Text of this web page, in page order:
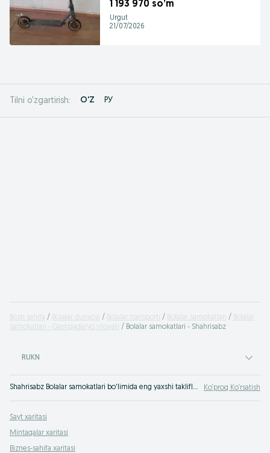
1 193 970 so’m
Urgut
21/07/2026
Tilni o'zgartirish: O'Z РУ
Bosh sahifa Bolalar dunyosi Bolalar transporti Bolalar samokatlari
Bolalar
samokatlari - Qashqadaryo viloyati
Bolalar samokatlari - Shahrisabz
RUKN
Shahrisabz Bolalar samokatlari bo'limida eng yaxshi takliflar. OLXda hamyonbop narxlarda mahsulot va xizmatlarning katta tanlovi! OLX.uz da ko'plab takliflar! Ko‘proq Ko‘rsatish
Sayt xaritasi
Mintaqalar xaritasi
Biznes-sahifa xaritasi